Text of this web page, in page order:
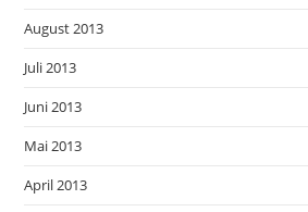
August 2013
Juli 2013
Juni 2013
Mai 2013
April 2013